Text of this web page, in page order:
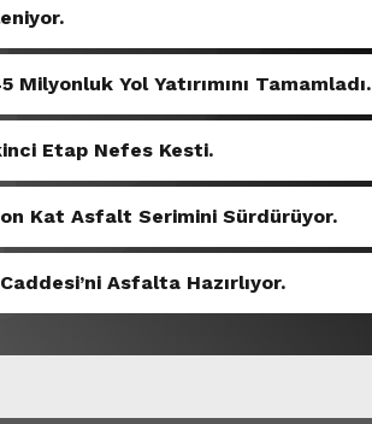
Yol Yatırımını Tamamladı.
Etap Nefes Kesti.
Kat Asfalt Serimini Sürdürüyor.
Asfalta Hazırlıyor.